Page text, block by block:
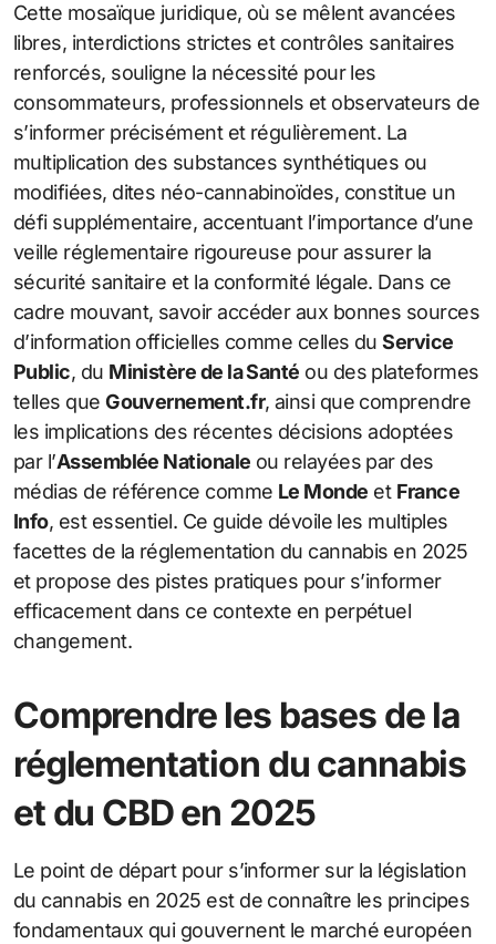
Cette mosaïque juridique, où se mêlent avancées
libres, interdictions strictes et contrôles sanitaires
renforcés, souligne la nécessité pour les
consommateurs, professionnels et observateurs de
s’informer précisément et régulièrement. La
multiplication des substances synthétiques ou
modifiées, dites néo-cannabinoïdes, constitue un
défi supplémentaire, accentuant l’importance d’une
veille réglementaire rigoureuse pour assurer la
sécurité sanitaire et la conformité légale. Dans ce
cadre mouvant, savoir accéder aux bonnes sources
d’information officielles comme celles duService
Public, du Ministère de la Santé ou des plateformes
telles queGouvernement.fr, ainsi que comprendre
les implications des récentes décisions adoptées
par l’Assemblée Nationale ou relayées par des
médias de référence comme Le Monde et France
Info, est essentiel. Ce guide dévoile les multiples
facettes de la réglementation du cannabis en 2025
et propose des pistes pratiques pour s’informer
efficacement dans ce contexte en perpétuel
changement.
Comprendre les bases de la
réglementation du cannabis
et du CBD en 2025
Le point de départ pour s’informer sur la législation
du cannabis en 2025 est de connaître les principes
fondamentaux qui gouvernent le marché européen